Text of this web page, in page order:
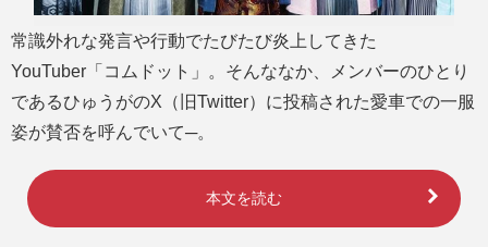
常識外れな発言や行動でたびたび炎上してきた
YouTuber「コムドット」。そんななか、メンバーのひとり
であるひゅうがのX（旧Twitter）に投稿された愛車での一服
姿が賛否を呼んでいて─。
本文を読む